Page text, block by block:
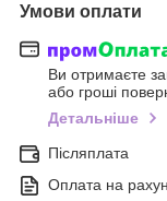
Умови оплати
Ви отримаєте
або гроші
Детальніше
Післяплата
Оплата на